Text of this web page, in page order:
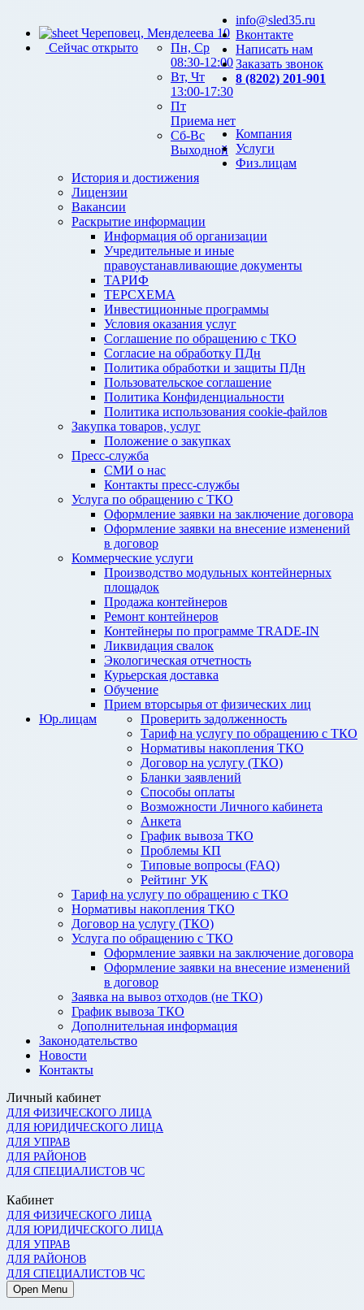
Череповец, Менделеева 10
Сейчас открыто
Пн, Ср
08:30-12:00
Вт, Чт
13:00-17:30
Пт
Приема нет
Сб-Вс
Выходной
info@sled35.ru
Вконтакте
Написать нам
Заказать звонок
8 (8202) 201-901
Компания
История и достижения
Лицензии
Вакансии
Раскрытие информации
Информация об организации
Учредительные и иные
правоустанавливающие документы
ТАРИФ
ТЕРСХЕМА
Инвестиционные программы
Условия оказания услуг
Соглашение по обращению с ТКО
Согласие на обработку ПДн
Политика обработки и защиты ПДн
Пользовательское соглашение
Политика Конфиденциальности
Политика использования cookie-файлов
Закупка товаров, услуг
Положение о закупках
Пресс-служба
СМИ о нас
Контакты пресс-службы
Услуги
Услуга по обращению с ТКО
Оформление заявки на заключение договора
Оформление заявки на внесение изменений
в договор
Коммерческие услуги
Производство модульных контейнерных
площадок
Продажа контейнеров
Ремонт контейнеров
Контейнеры по программе TRADE-IN
Ликвидация свалок
Экологическая отчетность
Курьерская доставка
Обучение
Прием вторсырья от физических лиц
Физ.лицам
Проверить задолженность
Тариф на услугу по обращению с ТКО
Нормативы накопления ТКО
Договор на услугу (ТКО)
Бланки заявлений
Способы оплаты
Возможности Личного кабинета
Анкета
График вывоза ТКО
Проблемы КП
Типовые вопросы (FAQ)
Рейтинг УК
Юр.лицам
Тариф на услугу по обращению с ТКО
Нормативы накопления ТКО
Договор на услугу (ТКО)
Услуга по обращению с ТКО
Оформление заявки на заключение договора
Оформление заявки на внесение изменений
в договор
Заявка на вывоз отходов (не ТКО)
График вывоза ТКО
Дополнительная информация
Законодательство
Новости
Контакты
Личный кабинет
ДЛЯ ФИЗИЧЕСКОГО ЛИЦА
ДЛЯ ЮРИДИЧЕСКОГО ЛИЦА
ДЛЯ УПРАВ
ДЛЯ РАЙОНОВ
ДЛЯ СПЕЦИАЛИСТОВ ЧС
Кабинет
ДЛЯ ФИЗИЧЕСКОГО ЛИЦА
ДЛЯ ЮРИДИЧЕСКОГО ЛИЦА
ДЛЯ УПРАВ
ДЛЯ РАЙОНОВ
ДЛЯ СПЕЦИАЛИСТОВ ЧС
Open Menu